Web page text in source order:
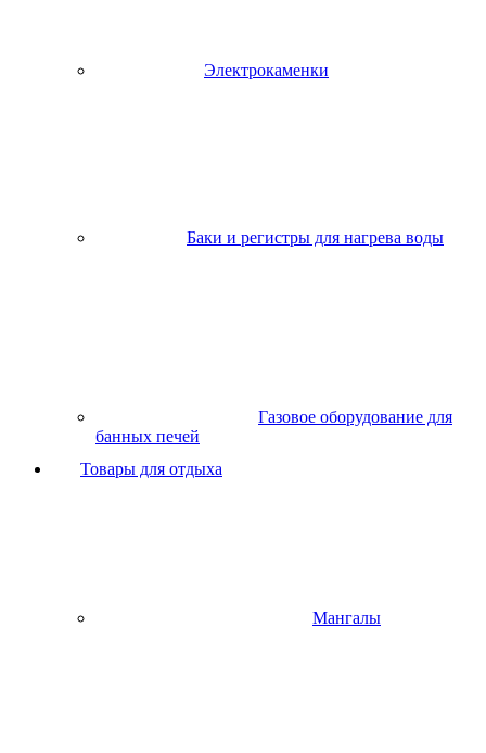
Электрокаменки
Баки и регистры для нагрева воды
Газовое оборудование для
банных печей
Товары для отдыха
Мангалы